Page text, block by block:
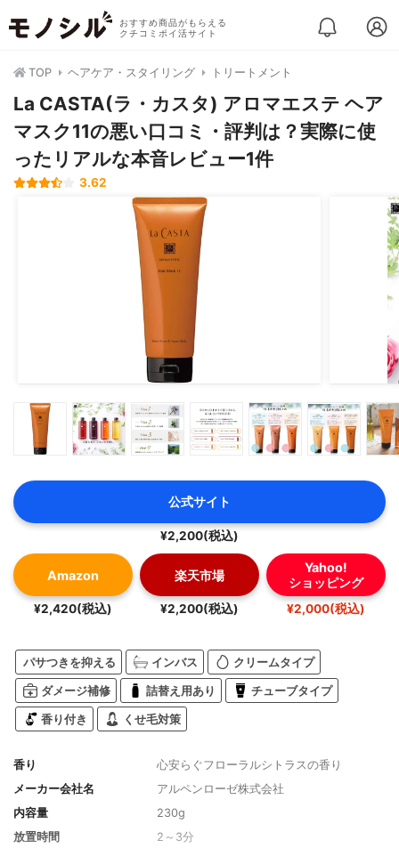
おすすめ商品がもらえる
クチコミポイ活サイト
TOP ヘアケア・スタイリング トリートメント
La CASTA(ラ・カスタ) アロマエステ ヘア
マスク11の悪い口コミ・評判は？実際に使
ったリアルな本音レビュー1件
3.62
公式サイト
¥2,200(税込)
Amazon
¥2,420(税込)
楽天市場
¥2,200(税込)
Yahoo!
ショッピング
¥2,000(税込)
パサつきを抑える インバス クリームタイプ
ダメージ補修 詰替え用あり チューブタイプ
香り付き くせ毛対策
香り
心安らぐフローラルシトラスの香り
メーカー会社名
アルペンローゼ株式会社
内容量
230g
放置時間
2～3分